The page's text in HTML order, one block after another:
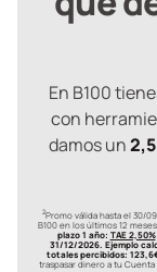
En B100
con
damos un
2Promo válida hasta el 30/
B100 en los últimos 12
plazo 1 año: TAE 2,50%
31/12/2026. Ejemplo
totales percibidos:
traspasar dinero a tu